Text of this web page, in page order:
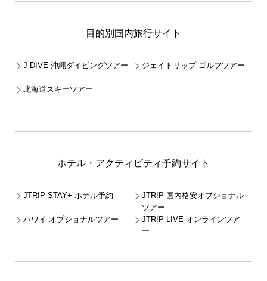
目的別国内旅行サイト
J-DIVE 沖縄ダイビングツアー ジェイトリップ ゴルフツアー
北海道スキーツアー
ホテル・アクティビティ予約サイト
JTRIP STAY+ ホテル予約
JTRIP 国内格安オプショナル
ツアー
ハワイ オプショナルツアー
JTRIP LIVE オンラインツア
ー